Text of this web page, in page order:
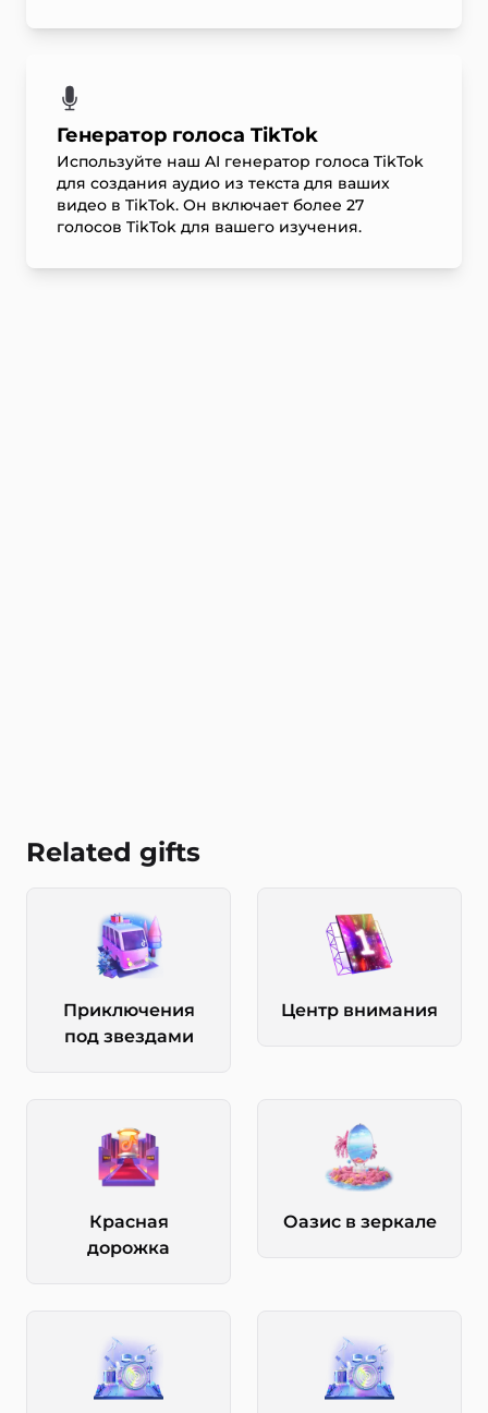
Генератор голоса TikTok
Используйте наш AI генератор голоса TikTok
для создания аудио из текста для ваших
видео в TikTok. Он включает более 27
голосов TikTok для вашего изучения.
Related gifts
Приключения
под звездами
Центр внимания
Красная
дорожка
Оазис в зеркале